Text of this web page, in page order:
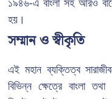
হয়।
সম্মান ও স্বীকৃতি
এই মহান ব্যক্তিত্ব
বিভিন্ন ক্ষেত্রে বাংলা